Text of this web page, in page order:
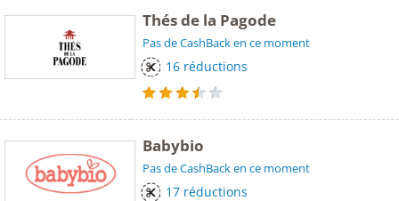
Thés de la Pagode
Pas de CashBack en ce moment
16 réductions
Babybio
Pas de CashBack en ce moment
17 réductions